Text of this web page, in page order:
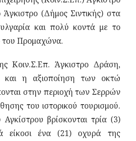
(Δήμος Σιντικής) στα
και πολύ κοντά με το
του Προμαχώνα.
Κοιν.Σ.Επ. Άγκιστρο Δράση,
και η αξιοποίηση των οκτώ
στην περιοχή των Σερρών
του ιστορικού τουρισμού.
βρίσκονται τρία (3)
είκοσι ένα (21) οχυρά της